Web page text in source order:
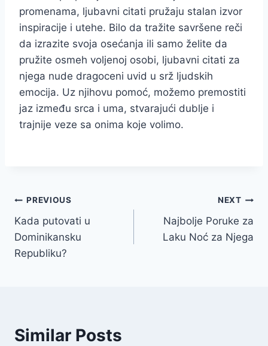
promenama, ljubavni citati pružaju stalan izvor
inspiracije i utehe. Bilo da tražite savršene reči
da izrazite svoja osećanja ili samo želite da
pružite osmeh voljenoj osobi, ljubavni citati za
njega nude dragoceni uvid u srž ljudskih
emocija. Uz njihovu pomoć, možemo premostiti
jaz između srca i uma, stvarajući dublje i
trajnije veze sa onima koje volimo.
Navigacija
članaka
PREVIOUS
Kada putovati u
Dominikansku
Republiku?
NEXT
Najbolje Poruke za
Laku Noć za Njega
Similar Posts